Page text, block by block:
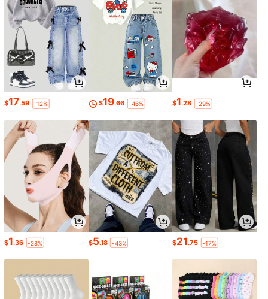
$17.59 -12% $19.66 -46% $1.28 -29%
$1.36 -28% $5.18 -43% $21.75 -17%